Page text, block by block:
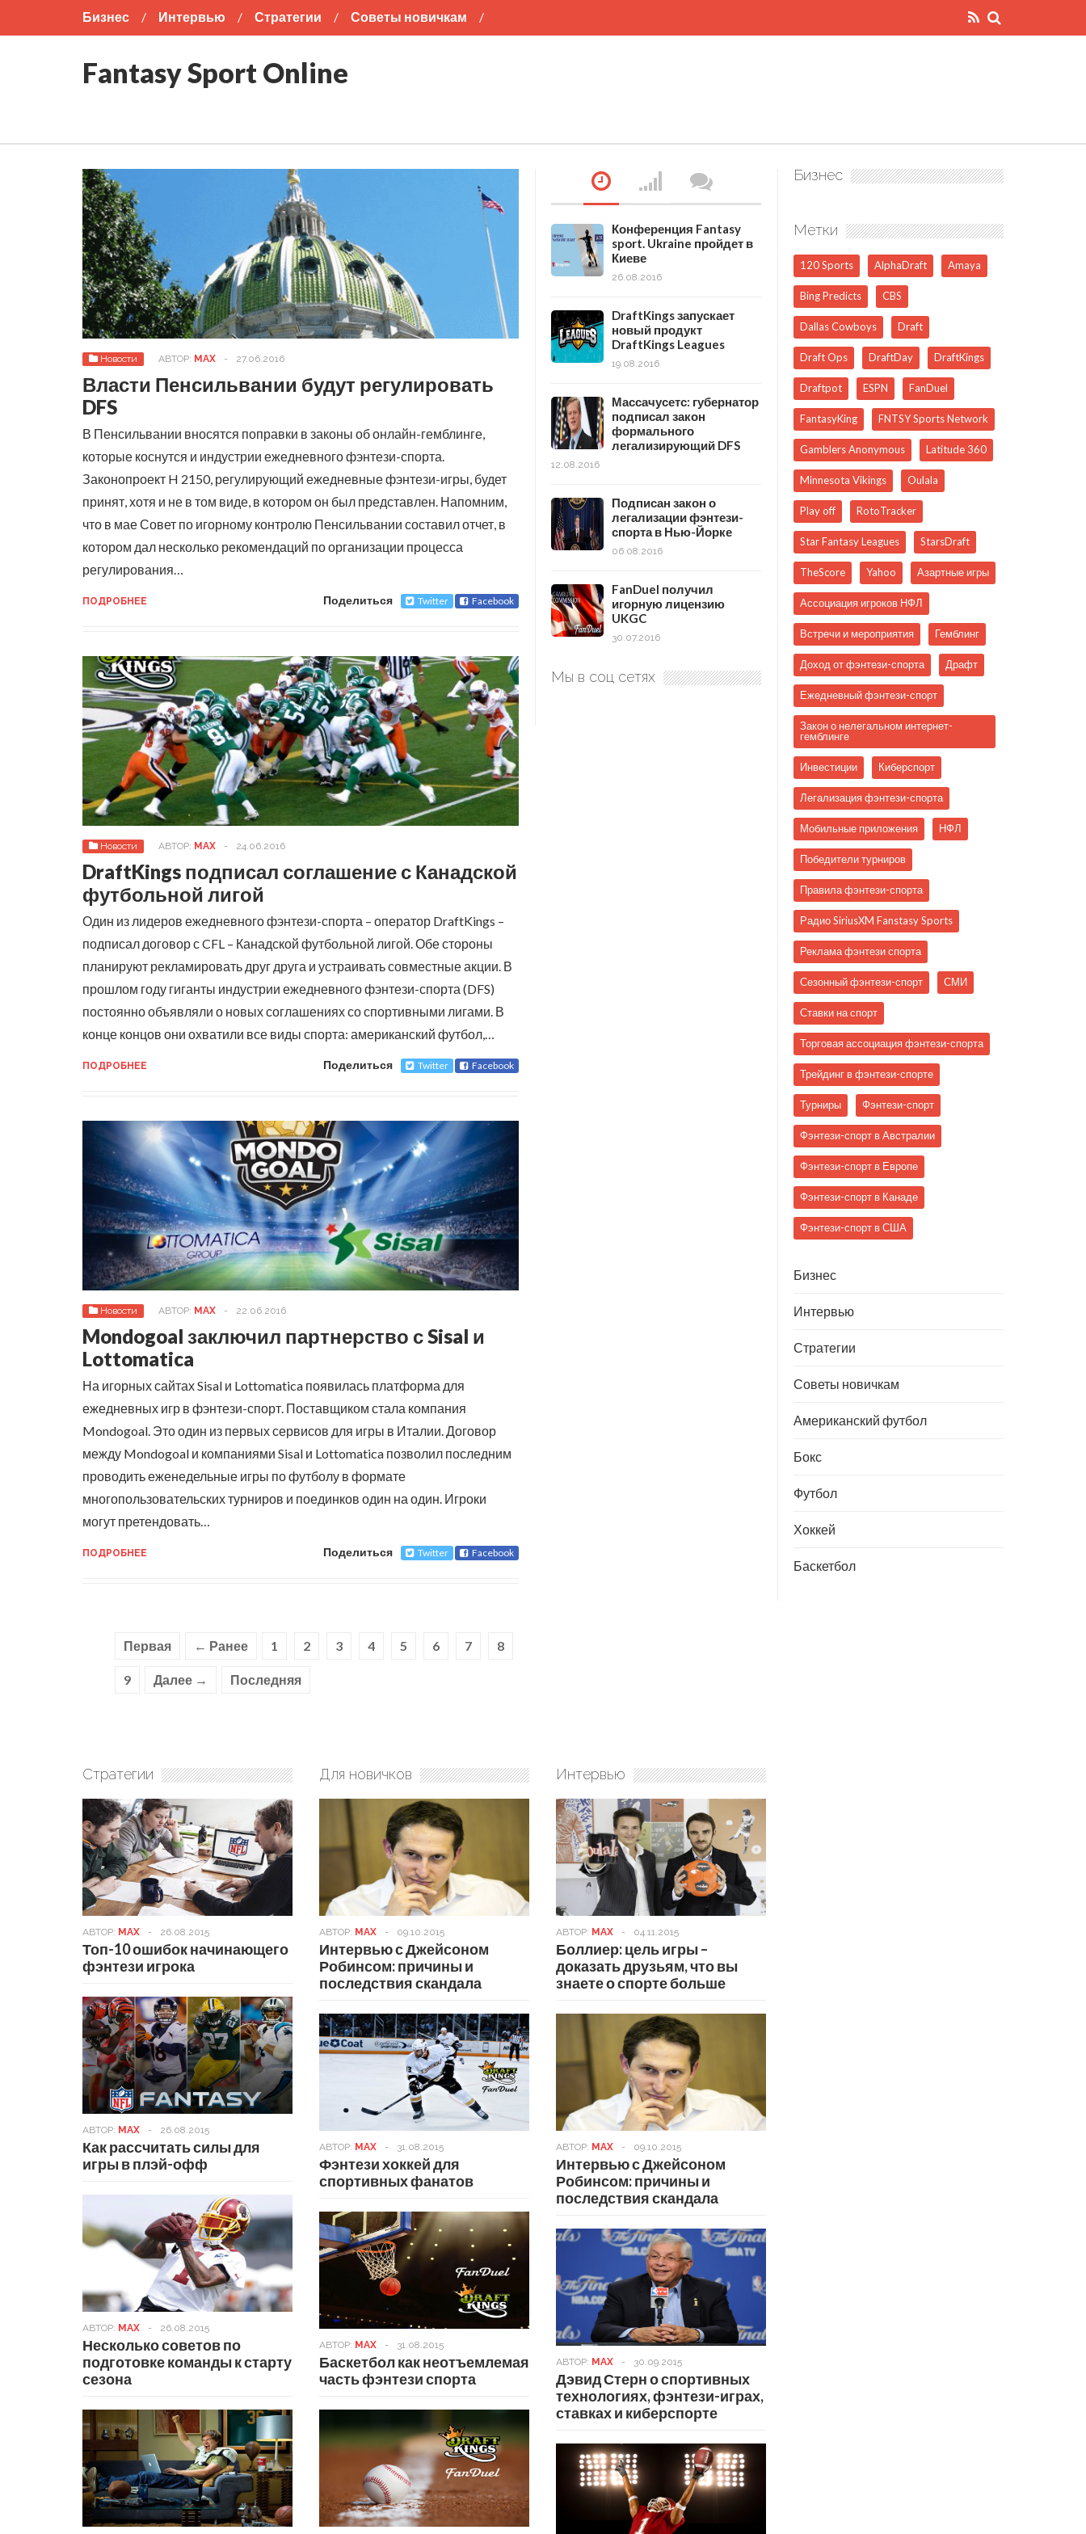
Бизнес Интервью Стратегии
Советы новичкам
Американский футбол
Бокс Футбол Хоккей Баскетбол
Fantasy Sport Online
Новости АВТОР: MAX - 27.06.2016
Власти Пенсильвании будут регулировать
DFS
В Пенсильвании вносятся поправки в законы об онлайн-гемблинге,
которые коснутся и индустрии ежедневного фэнтези-спорта.
Законопроект H 2150, регулирующий ежедневные фэнтези-игры, будет
принят, хотя и не в том виде, в котором он был представлен. Напомним,
что в мае Совет по игорному контролю Пенсильвании составил отчет, в
котором дал несколько рекомендаций по организации процесса
регулирования…
ПОДРОБНЕЕ Поделиться Twitter Facebook
Новости АВТОР: MAX - 24.06.2016
DraftKings подписал соглашение с Канадской
футбольной лигой
Один из лидеров ежедневного фэнтези-спорта – оператор DraftKings –
подписал договор с CFL – Канадской футбольной лигой. Обе стороны
планируют рекламировать друг друга и устраивать совместные акции. В
прошлом году гиганты индустрии ежедневного фэнтези-спорта (DFS)
постоянно объявляли о новых соглашениях со спортивными лигами. В
конце концов они охватили все виды спорта: американский футбол,…
ПОДРОБНЕЕ Поделиться Twitter Facebook
Новости АВТОР: MAX - 22.06.2016
Mondogoal заключил партнерство с Sisal и
Lottomatica
На игорных сайтах Sisal и Lottomatica появилась платформа для
ежедневных игр в фэнтези-спорт. Поставщиком стала компания
Mondogoal. Это один из первых сервисов для игры в Италии.Договор
между Mondogoal и компаниями Sisal и Lottomatica позволил последним
проводить еженедельные игры по футболу в формате
многопользовательских турниров и поединков один на один. Игроки
могут претендовать…
ПОДРОБНЕЕ Поделиться Twitter Facebook
Первая ← Ранее 1 2 3 4 5 6 7 8
9 Далее → Последняя
Конференция Fantasy
sport. Ukraine пройдет в
Киеве
26.08.2016
DraftKings запускает
новый продукт
DraftKings Leagues
19.08.2016
Массачусетс: губернатор
подписал закон
формального
легализирующий DFS
12.08.2016
Подписан закон о
легализации фэнтези-
спорта в Нью-Йорке
06.08.2016
FanDuel получил
игорную лицензию
UKGC
30.07.2016
Мы в соц сетях
Бизнес
Метки
120 Sports AlphaDraft Amaya
Bing Predicts CBS
Dallas Cowboys Draft
Draft Ops DraftDay DraftKings
Draftpot ESPN FanDuel
FantasyKing FNTSY Sports Network
Gamblers Anonymous Latitude 360
Minnesota Vikings Oulala
Play off RotoTracker
Star Fantasy Leagues StarsDraft
TheScore Yahoo Азартные игры
Ассоциация игроков НФЛ
Встречи и мероприятия Гемблинг
Доход от фэнтези-спорта Драфт
Ежедневный фэнтези-спорт
Закон о нелегальном интернет-
гемблинге
Инвестиции Киберспорт
Легализация фэнтези-спорта
Мобильные приложения НФЛ
Победители турниров
Правила фэнтези-спорта
Радио SiriusXM Fanstasy Sports
Реклама фэнтези спорта
Сезонный фэнтези-спорт СМИ
Ставки на спорт
Торговая ассоциация фэнтези-спорта
Трейдинг в фэнтези-спорте
Турниры Фэнтези-спорт
Фэнтези-спорт в Австралии
Фэнтези-спорт в Европе
Фэнтези-спорт в Канаде
Фэнтези-спорт в США
Бизнес
Интервью
Стратегии
Советы новичкам
Американский футбол
Бокс
Футбол
Хоккей
Баскетбол
Стратегии
АВТОР: MAX - 26.08.2015
Топ-10 ошибок начинающего
фэнтези игрока
АВТОР: MAX - 26.08.2015
Как рассчитать силы для
игры в плэй-офф
АВТОР: MAX - 26.08.2015
Несколько советов по
подготовке команды к старту
сезона
Для новичков
АВТОР: MAX - 09.10.2015
Интервью с Джейсоном
Робинсом: причины и
последствия скандала
АВТОР: MAX - 31.08.2015
Фэнтези хоккей для
спортивных фанатов
АВТОР: MAX - 31.08.2015
Баскетбол как неотъемлемая
часть фэнтези спорта
Интервью
АВТОР: MAX - 04.11.2015
Боллиер: цель игры –
доказать друзьям, что вы
знаете о спорте больше
АВТОР: MAX - 09.10.2015
Интервью с Джейсоном
Робинсом: причины и
последствия скандала
АВТОР: MAX - 30.09.2015
Дэвид Стерн о спортивных
технологиях, фэнтези-играх,
ставках и киберспорте